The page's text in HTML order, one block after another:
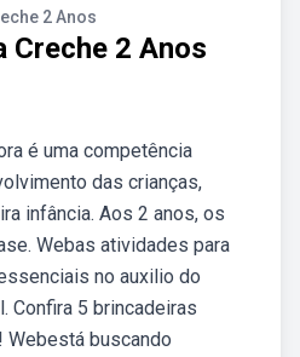
2 Anos
Creche 2 Anos
é uma competência
das crianças,
infância. Aos 2 anos, os
Webas atividades para
no auxilio do
Confira 5 brincadeiras
Webestá buscando